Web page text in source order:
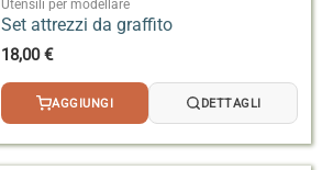
Utensili per modellare
Set attrezzi da graffito
18,00€
AGGIUNGI DETTAGLI